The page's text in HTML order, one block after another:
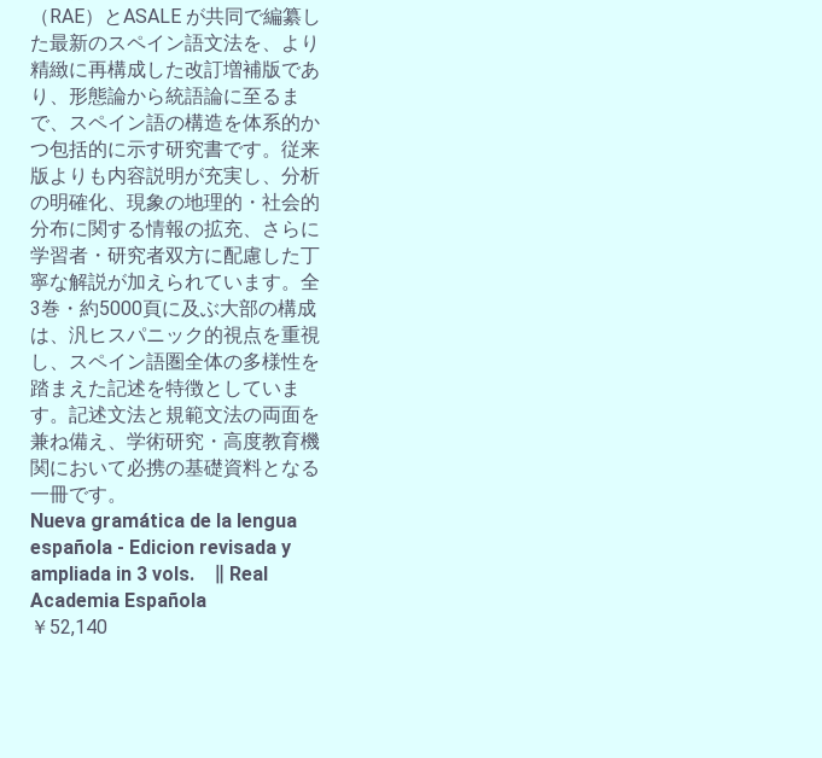
（RAE）とASALE が共同で編纂し
た最新のスペイン語文法を、より
精緻に再構成した改訂増補版であ
り、形態論から統語論に至るま
で、スペイン語の構造を体系的か
つ包括的に示す研究書です。従来
版よりも内容説明が充実し、分析
の明確化、現象の地理的・社会的
分布に関する情報の拡充、さらに
学習者・研究者双方に配慮した丁
寧な解説が加えられています。全
3巻・約5000頁に及ぶ大部の構成
は、汎ヒスパニック的視点を重視
し、スペイン語圏全体の多様性を
踏まえた記述を特徴としていま
す。記述文法と規範文法の両面を
兼ね備え、学術研究・高度教育機
関において必携の基礎資料となる
一冊です。
Nueva gramática de la lengua
española - Edicion revisada y
ampliada in 3 vols. ∥ Real
Academia Española
￥52,140